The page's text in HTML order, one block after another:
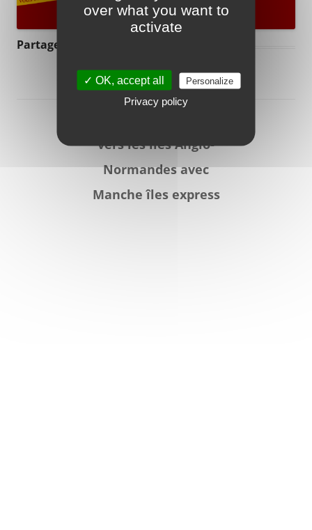
Partager :
vers les îles Anglo-
Normandes avec
Manche îles express
over what you want to
activate
✓ OK, accept all Personalize
Privacy policy